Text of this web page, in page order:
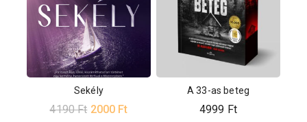
Sekély
4190Ft 2000 Ft
A 33-as beteg
4999 Ft